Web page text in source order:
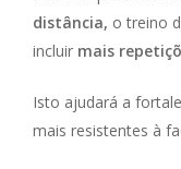
distância, o treino
incluir mais
Isto ajudará a
mais resistentes à